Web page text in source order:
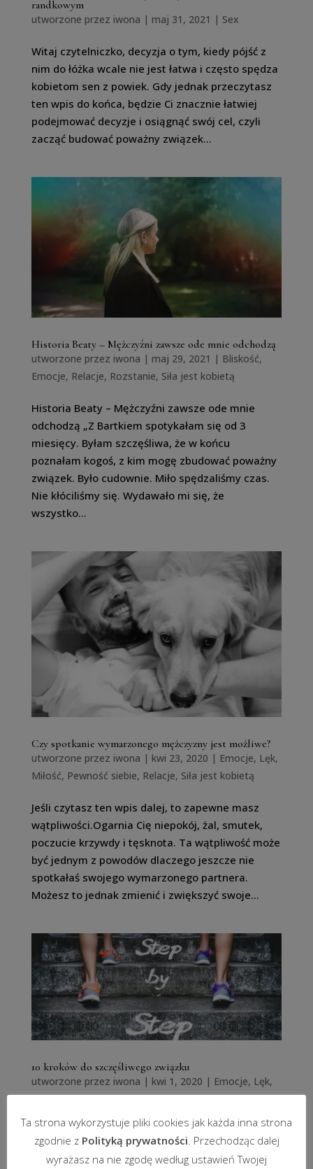
randkowym
utworzone przez iwona | maj 31, 2021 | Sex
Witaj czytelniczko, decyzja o tym, kiedy pójść z
nim do łóżka wcale nie jest łatwa i często spędza
kobietom sen z powiek. Gdy jednak przeczytasz
ten wpis do końca, będzie Ci znacznie łatwiej
podejmować decyzje i osiągnąć swój cel, czyli
zacząć budować poważny związek...
Historia Beaty – Mężczyźni zawsze ode mnie odchodzą
utworzone przez iwona | maj 29, 2021 | Bliskość,
Emocje, Relacje, Rozstanie, Siła jest kobietą
Historia Beaty – Mężczyźni zawsze ode mnie
odchodzą „Z Bartkiem spotykałam się od 3
miesięcy. Byłam szczęśliwa, że w końcu
poznałam kogoś, z kim mogę zbudować poważny
związek. Było cudownie. Miło spędzaliśmy czas.
Nie kłóciliśmy się. Wydawało mi się, że
wszystko...
Czy spotkanie wymarzonego mężczyzny jest możliwe?
utworzone przez iwona | kwi 23, 2020 | Emocje, Lęk,
Miłość, Pewność siebie, Relacje, Siła jest kobietą
Jeśli czytasz ten wpis dalej, to zapewne masz
wątpliwości.Ogarnia Cię niepokój, żal, smutek,
poczucie krzywdy i tęsknota. Ta wątpliwość może
być jednym z powodów dlaczego jeszcze nie
spotkałaś swojego wymarzonego partnera.
Możesz to jednak zmienić i zwiększyć swoje...
10 kroków do szczęśliwego związku
utworzone przez iwona | kwi 1, 2020 | Emocje, Lęk,
Miłość,Pewność siebie,Rozstanie,Siła jest kobietą
Wiele osób zadaje sobie pytanie: Czy szczęśliwy
związek na dobre i złe jest w ogóle możliwy?
Jedna grupa odpowie stanowczo, że nie!Inna, że
Ta strona wykorzystuje pliki cookies jak każda inna strona
zgodnie z Polityką prywatności. Przechodząc dalej
wyrażasz na nie zgodę według ustawień Twojej